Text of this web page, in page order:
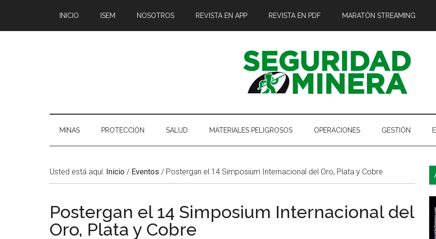
contenido
secondary
la
pie
INICIO ISEM NOSOTROS REVISTA EN APP REVISTA EN PDF MARATÓN STREAMING
MINAS PROTECCIÓN SALUD MATERIALES PELIGROSOS OPERACIONES GESTIÓN
Usted está aquí: Inicio / Eventos / Postergan el 14 Simposium Internacional del Oro, Plata y Cobre
Postergan el 14 Simposium Internacional del
Oro, Plata y Cobre